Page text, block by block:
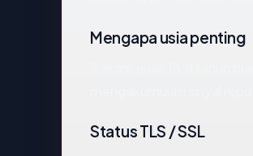
Mengapa usia penting
Status TLS / SSL